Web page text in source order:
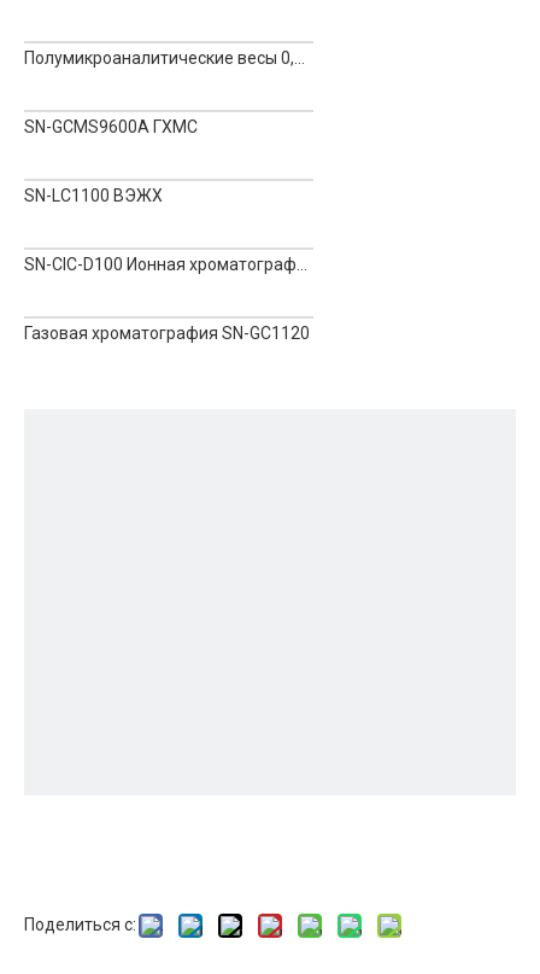
SN-GCMS9600A ГХМС
SN-LC1100 ВЭЖХ
Газовая хроматография SN-GC1120
Поделиться с: